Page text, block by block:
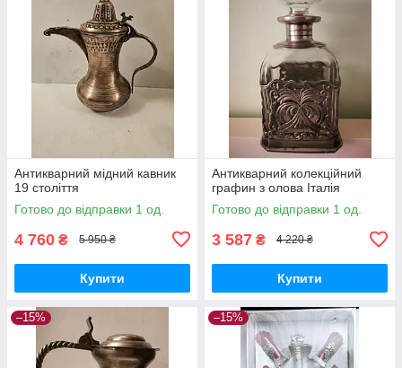
Антикварний мідний кавник
19 століття
Готово до відправки 1 од.
4 760 ₴ 5 950 ₴
Купити
Антикварний колекційний
графин з олова Італія
Готово до відправки 1 од.
3 587 ₴ 4 220 ₴
Купити
–15% –15%